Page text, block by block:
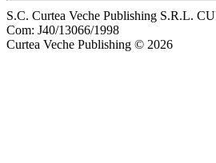
S.C. Curtea Veche Publishing S.R.L.
Com: J40/13066/1998
Curtea Veche Publishing © 2026